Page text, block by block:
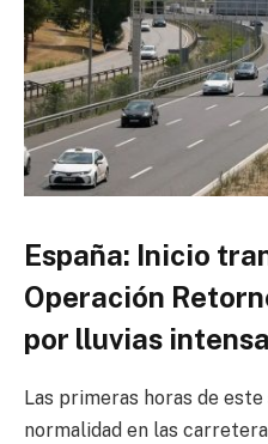
España: Inicio
Operación
por lluvias
Las primeras horas de
normalidad en las